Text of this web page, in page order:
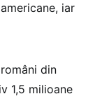
iar
din
1,5 milioane